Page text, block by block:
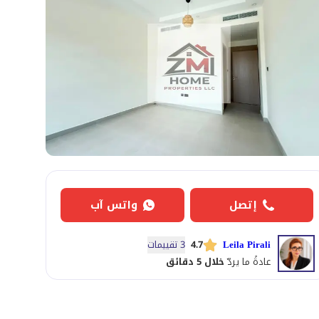
إتصل واتس آب
Leila Pirali
4.7 3 تقييمات
عادةً ما يردّخلال 5 دقائق